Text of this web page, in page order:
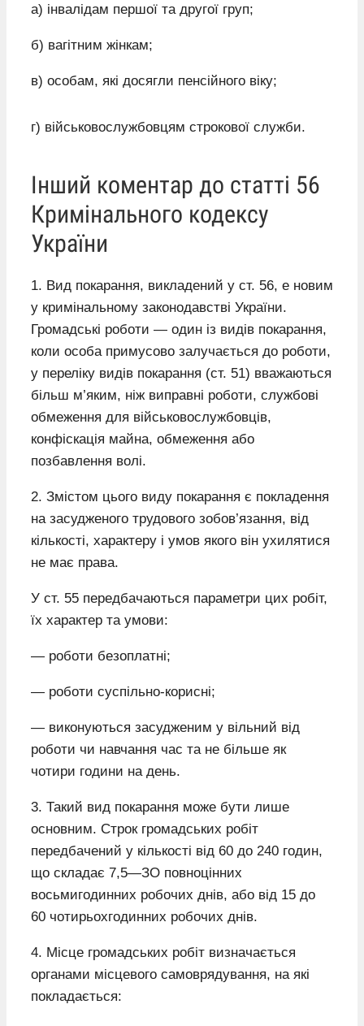
а) інвалідам першої та другої груп;
б) вагітним жінкам;
в) особам, які досягли пенсійного віку;
г) військовослужбовцям строкової служби.
Інший коментар до статті 56
Кримінального кодексу
України
1. Вид покарання, викладений у ст. 56, е новим
у кримінальному законодавстві України.
Громадські роботи — один із видів покарання,
коли особа примусово залучається до роботи,
у переліку видів покарання (ст. 51) вважаються
більш м’яким, ніж виправні роботи, службові
обмеження для військовослужбовців,
конфіскація майна, обмеження або
позбавлення волі.
2. Змістом цього виду покарання є покладення
на засудженого трудового зобов’язання, від
кількості, характеру і умов якого він ухилятися
не має права.
У ст. 55 передбачаються параметри цих робіт,
їх характер та умови:
— роботи безоплатні;
— роботи суспільно-корисні;
— виконуються засудженим у вільний від
роботи чи навчання час та не більше як
чотири години на день.
3. Такий вид покарання може бути лише
основним. Строк громадських робіт
передбачений у кількості від 60 до 240 годин,
що складає 7,5—ЗО повноцінних
восьмигодинних робочих днів, або від 15 до
60 чотирьохгодинних робочих днів.
4. Місце громадських робіт визначається
органами місцевого самоврядування, на які
покладається: